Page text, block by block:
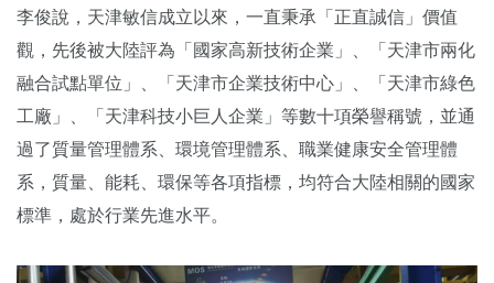
李俊說，天津敏信成立以來，一直秉承「正直誠信」價值
觀，先後被大陸評為「國家高新技術企業」、「天津市兩化
融合試點單位」、「天津市企業技術中心」、「天津市綠色
工廠」、「天津科技小巨人企業」等數十項榮譽稱號，並通
過了質量管理體系、環境管理體系、職業健康安全管理體
系，質量、能耗、環保等各項指標，均符合大陸相關的國家
標準，處於行業先進水平。